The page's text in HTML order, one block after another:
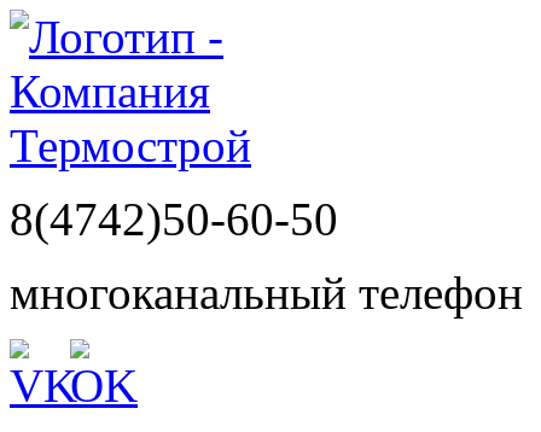
8(4742)50-60-50
многоканальный телефон